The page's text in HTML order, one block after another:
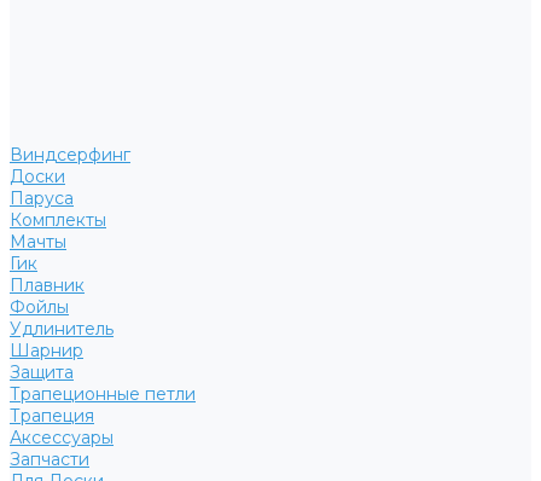
Виндсерфинг
Доски
Паруса
Комплекты
Мачты
Гик
Плавник
Фойлы
Удлинитель
Шарнир
Защита
Трапеционные петли
Трапеция
Аксессуары
Запчасти